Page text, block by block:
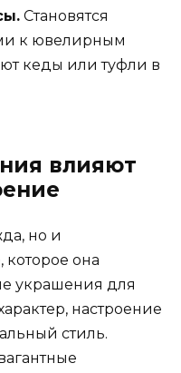
Становятся
к ювелирным
кеды или туфли в
влияют
но и
она
украшения для
настроение
стиль.